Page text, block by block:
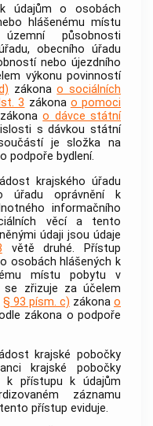
údajům o osobách
hlášenému místu
působnosti
obecního úřadu
nebo újezdního
výkonu povinností
zákonao sociálních
3 zákona o pomoci
o dávce státní
s dávkou státní
je složka na
podpoře bydlení.
krajského úřadu
úřadu oprávnění k
informačního
věcí a tento
údaji jsou údaje
větě druhé. Přístup
osobách hlášených k
místu pobytu v
se zřizuje za účelem
§ 93 písm. c) zákona o
zákona o podpoře
krajské pobočky
krajské pobočky
k přístupu k údajům
záznamu
přístup eviduje.